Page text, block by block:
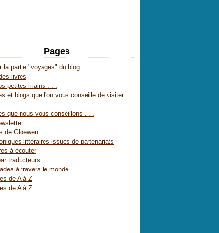
Pages
la partie "voyages" du blog
livres
petites mains . . .
et blogs que l'on vous conseille de visiter . .
que nous vous conseillons . . .
de Gloewen
littéraires issues de partenariats
à écouter
traducteurs
à travers le monde
de A à Z
de A à Z